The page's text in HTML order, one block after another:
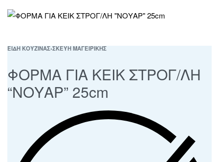
ΕΙΔΗ ΚΟΥΖΙΝΑΣ›ΣΚΕΥΗ ΜΑΓΕΙΡΙΚΗΣ
ΦΟΡΜΑ ΓΙΑ ΚΕΙΚ ΣΤΡΟΓ/ΛΗ
“ΝΟΥΑΡ” 25cm